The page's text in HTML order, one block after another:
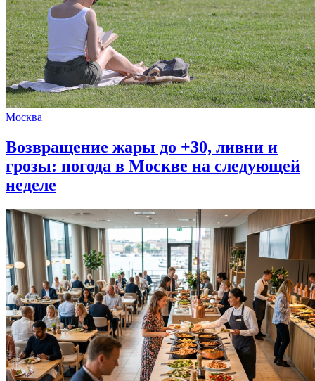
Москва
Возвращение жары до +30, ливни и
грозы: погода в Москве на следующей
неделе